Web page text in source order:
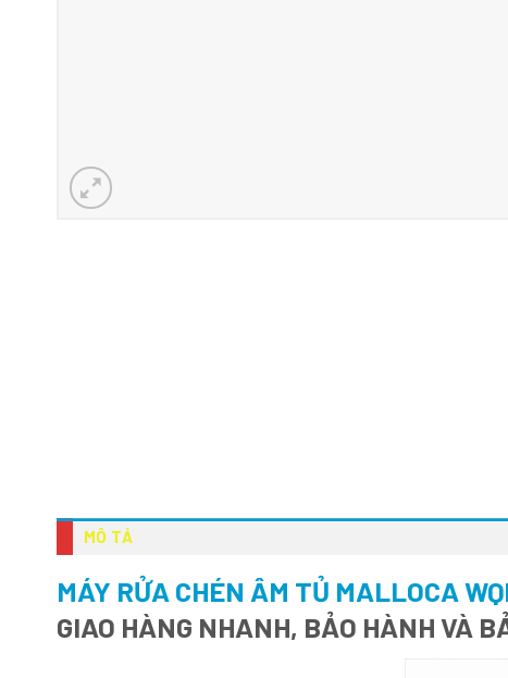
MÔ TẢ
MÁY RỬA CHÉN ÂM TỦ MALLOCA
GIAO HÀNG NHANH, BẢO HÀNH VÀ